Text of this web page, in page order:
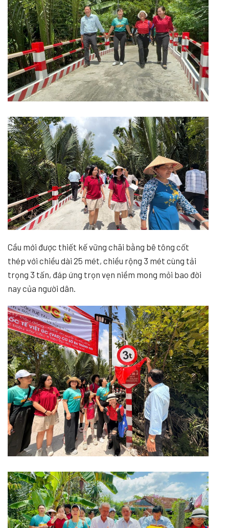
Cầu mới được thiết kế vững chãi bằng bê tông cốt
thép với chiều dài 25 mét, chiều rộng 3 mét cùng tải
trọng 3 tấn, đáp ứng trọn vẹn niềm mong mỏi bao đời
nay của người dân.